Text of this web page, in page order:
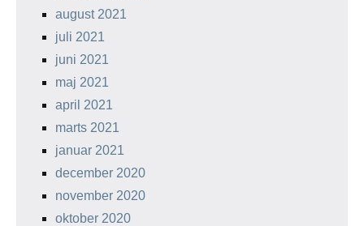
august 2021
juli 2021
juni 2021
maj 2021
april 2021
marts 2021
januar 2021
december 2020
november 2020
oktober 2020